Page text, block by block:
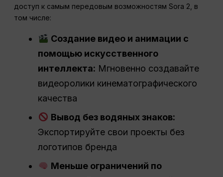
доступ к самым передовым возможностям Sora 2, в
том числе:
Создание видео и анимации с
помощью искусственного
интеллекта: Мгновенно создавайте
видеоролики кинематографического
качества
Вывод без водяных знаков:
Экспортируйте свои проекты без
логотипов бренда
Меньше ограничений по